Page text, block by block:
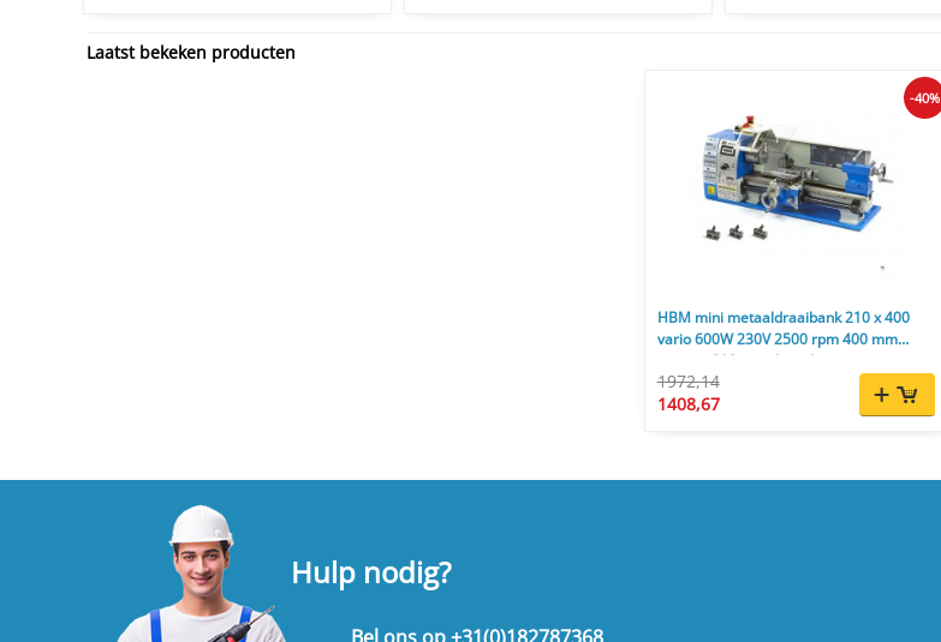
Laatst bekeken producten
HBM mini metaaldraaibank 210 x 400
vario 600W 230V 2500 rpm 400 mm
centers 210 mm draaidiameter
1972,14
1408,67
-40%
Hulp nodig?